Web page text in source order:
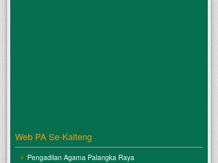
Web PA Se-Kalteng
Pengadilan Agama Palangka Raya